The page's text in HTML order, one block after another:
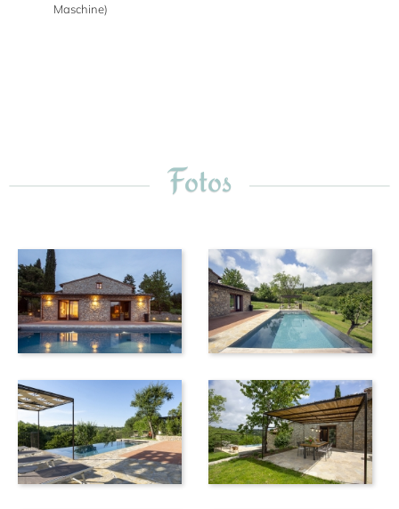
Maschine)
Fotos